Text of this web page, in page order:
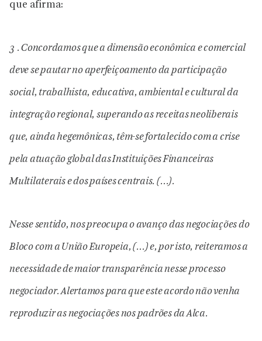
que afirma:
3 . Concordamos que a dimensão econômica e comercial
deve se pautar no aperfeiçoamento da participação
social, trabalhista, educativa, ambiental e cultural da
integração regional, superando as receitas neoliberais
que, ainda hegemônicas, têm-se fortalecido com a crise
pela atuação global das Instituições Financeiras
Multilaterais e dos países centrais. (…).
Nesse sentido, nos preocupa o avanço das negociações do
Bloco com a União Europeia, (…) e, por isto, reiteramos a
necessidade de maior transparência nesse processo
negociador. Alertamos para que este acordo não venha
reproduzir as negociações nos padrões da Alca.